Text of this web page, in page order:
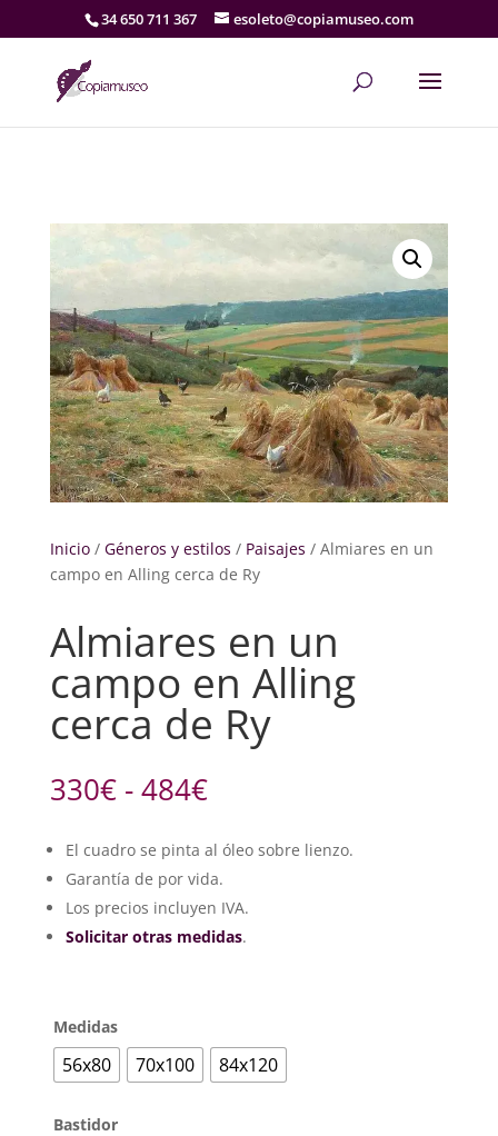
34 650 711 367 esoleto@copiamuseo.com
Inicio/ Géneros y estilos / Paisajes / Almiares en un
campo en Alling cerca de Ry
Almiares en un
campo en Alling
cerca de Ry
330€ - 484€Rango
de
precios:
desde
330€
hasta
484€
El cuadro se pinta al óleo sobre lienzo.
Garantía de por vida.
Los precios incluyen IVA.
Solicitar otras medidas.
Medidas
56x80 70x100 84x120
Bastidor